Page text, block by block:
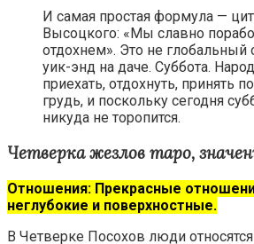
И самая простая формула —
Высоцкого: «Мы славно
отдохнем». Это не глобальный
уик-энд на даче. Суббота.
приехать, отдохнуть, принять
грудь, и поскольку сегодня
никуда не торопится.
Четверка жезлов таро,
Отношения: Прекрасные
неглубокие и поверхностные.
В Четверке Посохов люди